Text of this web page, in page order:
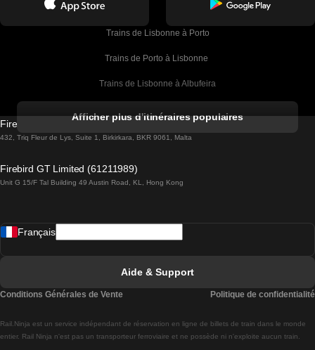
Trains de Lisbonne à Porto
Trains de Porto à Lisbonne
Trains de Lisbonne à Albufeira
Trains de Lisbonne à Lagos
Trains de Lisbonne à Madrid
Trains de Lisbonne à Braga
Afficher plus d'itinéraires populaires
Firebird GT Limited (OC 1451)
432, Triq Fleur de Lys, Suite 1, Birkirkara, BKR 9061, Malta
Firebird GT Limited (61211989)
Unit G 15/F Tal Building 49 Austin Road, KL, Hong Kong
Rail.Ninja est un service indépendant de réservation en ligne de billets de train dans le monde
entier. Rail Ninja n'est pas un transporteur ferroviaire et ne possède ni n'exploite aucun train.
Français
Aide & Support
Conditions Générales de Vente Politique de confidentialité